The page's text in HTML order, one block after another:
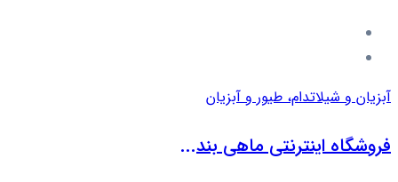
آبزیان و شیلاتدام، طیور و آبزیان
فروشگاه اینترنتی ماهی بند...